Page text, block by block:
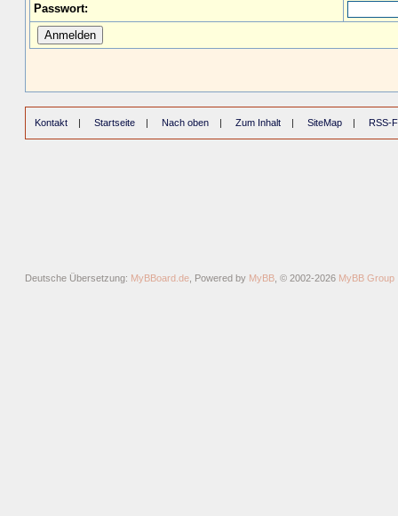
Passwort:
Kontakt | Startseite | Nach oben | Zum Inhalt | SiteMap | RSS-
Deutsche Übersetzung: MyBBoard.de , Powered by MyBB , © 2002-2026 MyBB Group